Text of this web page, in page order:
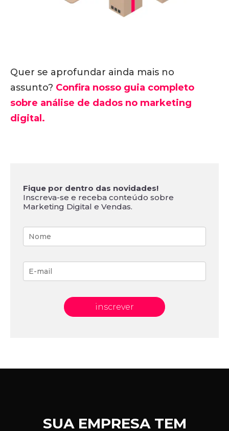
Quer se aprofundar ainda mais no
assunto? Confira nosso guia completo
sobre análise de dados no marketing
digital.
Fique por dentro das novidades!
Inscreva-se e receba conteúdo sobre
Marketing Digital e Vendas.
inscrever
SUA EMPRESA TEM